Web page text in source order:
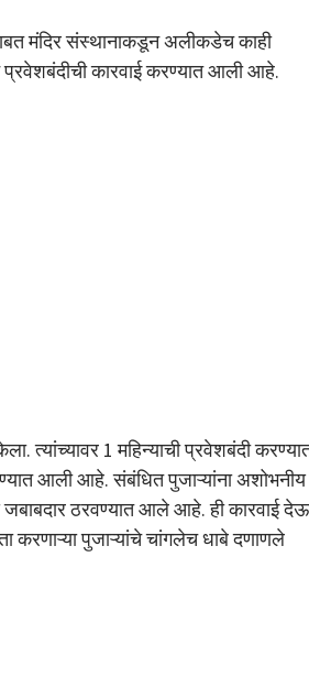
मंदिर संस्थानाकडून अलीकडेच काही
प्रवेशबंदीची कारवाई करण्यात आली आहे.
त्यांच्यावर 1 महिन्याची प्रवेशबंदी
आली आहे. संबंधित पुजाऱ्यांना
जबाबदार ठरवण्यात आले आहे. ही कारवाई
करणाऱ्या पुजाऱ्यांचे चांगलेच धाबे दणाणले